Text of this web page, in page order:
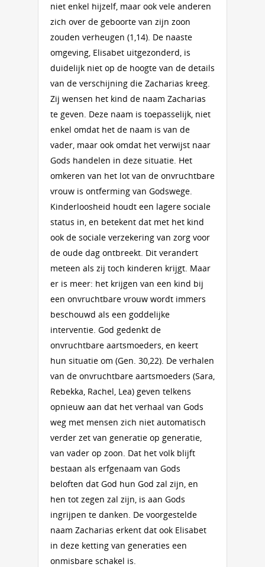
niet enkel hijzelf, maar ook vele anderen
zich over de geboorte van zijn zoon
zouden verheugen (1,14). De naaste
omgeving, Elisabet uitgezonderd, is
duidelijk niet op de hoogte van de details
van de verschijning die Zacharias kreeg.
Zij wensen het kind de naam Zacharias
te geven. Deze naam is toepasselijk, niet
enkel omdat het de naam is van de
vader, maar ook omdat het verwijst naar
Gods handelen in deze situatie. Het
omkeren van het lot van de onvruchtbare
vrouw is ontferming van Godswege.
Kinderloosheid houdt een lagere sociale
status in, en betekent dat met het kind
ook de sociale verzekering van zorg voor
de oude dag ontbreekt. Dit verandert
meteen als zij toch kinderen krijgt. Maar
er is meer: het krijgen van een kind bij
een onvruchtbare vrouw wordt immers
beschouwd als een goddelijke
interventie. God gedenkt de
onvruchtbare aartsmoeders, en keert
hun situatie om (Gen. 30,22). De verhalen
van de onvruchtbare aartsmoeders (Sara,
Rebekka, Rachel, Lea) geven telkens
opnieuw aan dat het verhaal van Gods
weg met mensen zich niet automatisch
verder zet van generatie op generatie,
van vader op zoon. Dat het volk blijft
bestaan als erfgenaam van Gods
beloften dat God hun God zal zijn, en
hen tot zegen zal zijn, is aan Gods
ingrijpen te danken. De voorgestelde
naam Zacharias erkent dat ook Elisabet
in deze ketting van generaties een
onmisbare schakel is.